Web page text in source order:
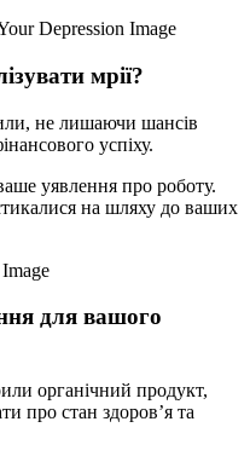
мрії?
не лишаючи шансів
успіху.
уявлення про роботу.
на шляху до ваших
для вашого
органічний продукт,
про стан здоров’я та